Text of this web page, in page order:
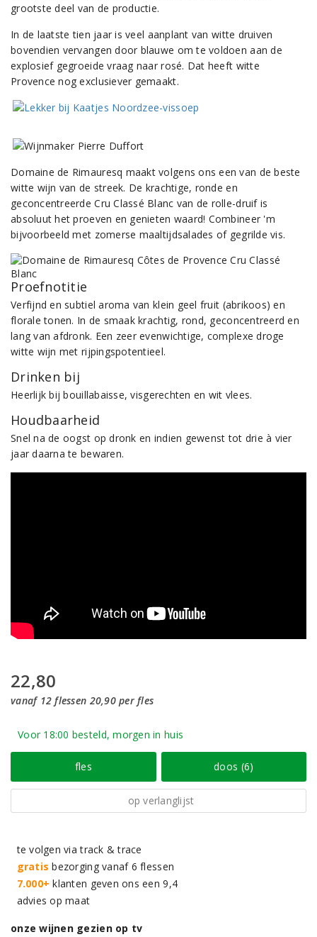
grootste deel van de productie.
In de laatste tien jaar is veel aanplant van witte druiven
bovendien vervangen door blauwe om te voldoen aan de
explosief gegroeide vraag naar rosé. Dat heeft witte
Provence nog exclusiever gemaakt.
Domaine de Rimauresq maakt volgens ons een van de beste
witte wijn van de streek. De krachtige, ronde en
geconcentreerde Cru Classé Blanc van de rolle-druif is
absoluut het proeven en genieten waard! Combineer 'm
bijvoorbeeld met zomerse maaltijdsalades of gegrilde vis.
Proefnotitie
Verfijnd en subtiel aroma van klein geel fruit (abrikoos) en
florale tonen. In de smaak krachtig, rond, geconcentreerd en
lang van afdronk. Een zeer evenwichtige, complexe droge
witte wijn met rijpingspotentieel.
Drinken bij
Heerlijk bij bouillabaisse, visgerechten en wit vlees.
Houdbaarheid
Snel na de oogst op dronk en indien gewenst tot drie à vier
jaar daarna te bewaren.
22,80
vanaf 12 flessen 20,90 per fles
Voor 18:00 besteld, morgen in huis
fles doos (6)
op verlanglijst
te volgen via track & trace
gratis bezorging vanaf 6 flessen
7.000+ klanten geven ons een 9,4
advies op maat
onze wijnen gezien op tv